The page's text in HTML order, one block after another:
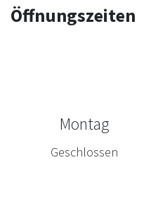
Öffnungszeiten
Montag
Geschlossen